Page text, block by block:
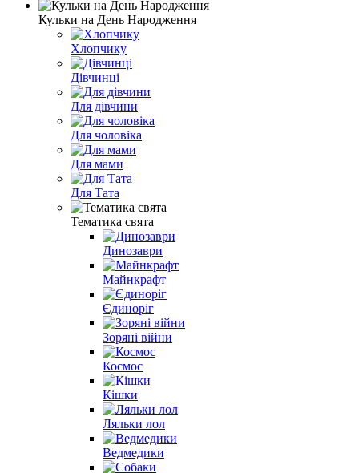
Кульки на День Народження
Хлопчику
Дівчинці
Для дівчини
Для чоловіка
Для мами
Для Тата
Тематика свята
Динозаври
Майнкрафт
Єдиноріг
Зоряні війни
Космос
Кішки
Ляльки лол
Ведмедики